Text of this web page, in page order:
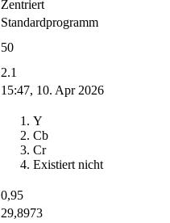
Zentriert
Standardprogramm
50
2.1
15:47, 10. Apr 2026
Y
Cb
Cr
Existiert nicht
0,95
29,8973